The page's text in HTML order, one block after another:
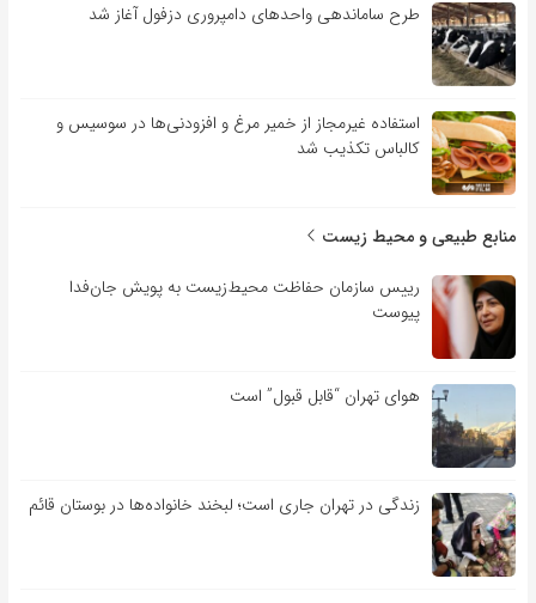
طرح ساماندهی واحدهای دامپروری دزفول آغاز شد
استفاده غیرمجاز از خمیر مرغ و افزودنی‌ها در سوسیس و
کالباس تکذیب شد
منابع طبیعی و محیط زیست
رییس سازمان حفاظت محیط‌زیست به پویش جان‌فدا
پیوست
هوای تهران “قابل قبول” است
زندگی در تهران جاری است؛ لبخند خانواده‌ها در بوستان قائم